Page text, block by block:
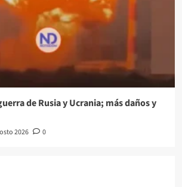
de Rusia y Ucrania; más daños y
2026 0